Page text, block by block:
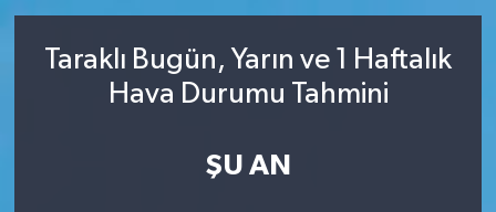
Taraklı Bugün, Yarın ve 1 Haftalık
Hava Durumu Tahmini
ŞU AN
İzmir Trafik Yoğunluk Haritası
Süper Lig Puan Durumu ve Fikstür